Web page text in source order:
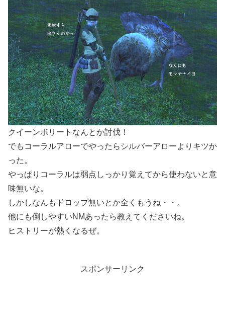
クイーンボリートなんとか討伐！
でもコーラルアローでやったらシルバーアローよりキツか
った。
やっぱりコーラルは弱点しっかり覚えてから使わないと意
味無いな。
しかしなんもドロップ無いとか全くもうね・・。
他にも倒しやすいNMあったら教えてくださいね。
ヒストリーが熱くなるぜ。
スポンサーリンク